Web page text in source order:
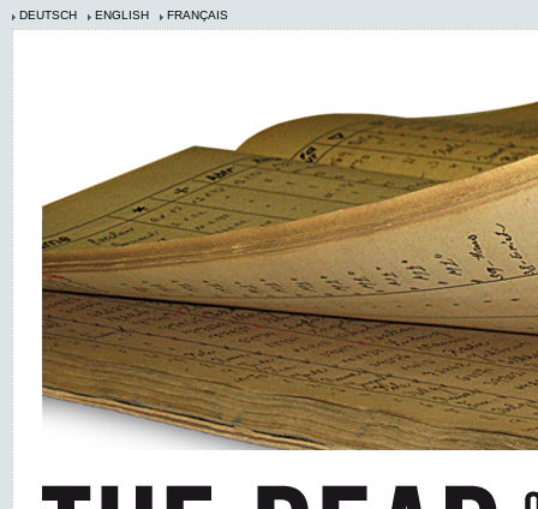
DEUTSCH ENGLISH FRANÇAIS